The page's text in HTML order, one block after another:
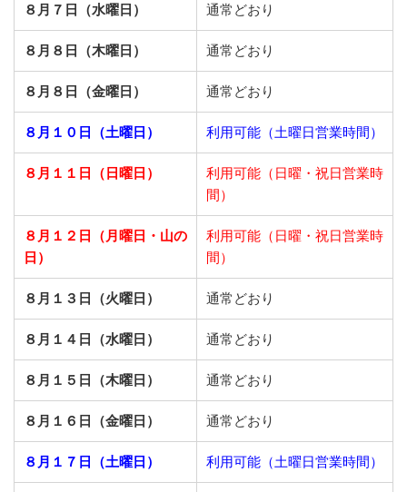
８月７日（水曜日） 通常どおり
８月８日（木曜日） 通常どおり
８月８日（金曜日） 通常どおり
８月１０日（土曜日） 利用可能（土曜日営業時間）
８月１１日（日曜日）
利用可能（日曜・祝日営業時
間）
８月１２日（月曜日・山の
日）
利用可能（日曜・祝日営業時
間）
８月１３日（火曜日） 通常どおり
８月１４日（水曜日） 通常どおり
８月１５日（木曜日） 通常どおり
８月１６日（金曜日） 通常どおり
８月１７日（土曜日） 利用可能（土曜日営業時間）